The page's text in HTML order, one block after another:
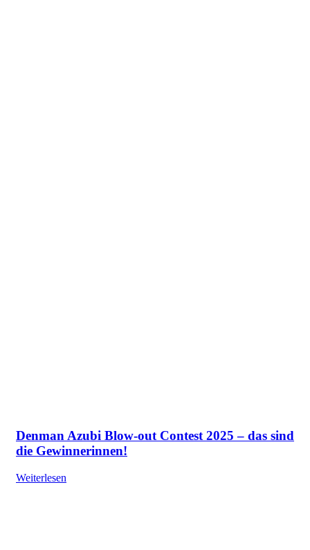
Denman Azubi Blow-out Contest 2025 – das sind
die Gewinnerinnen!
Weiterlesen